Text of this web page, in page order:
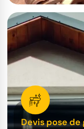
Devis pose de